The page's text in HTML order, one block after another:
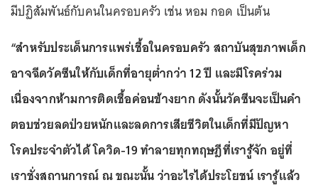
มีปฏิสัมพันธ์กับคนในครอบครัว เช่น หอม กอด เป็นต้น
“สำหรับประเด็นการแพร่เชื้อในครอบครัว สถาบันสุขภาพเด็ก
อาจฉีดวัคซีนให้กับเด็กที่อายุต่ำกว่า 12 ปี และมีโรคร่วม
เนื่องจากห้ามการติดเชื้อค่อนข้างยาก ดังนั้นวัคซีนจะเป็นคำ
ตอบช่วยลดป่วยหนักและลดการเสียชีวิตในเด็กที่มีปัญหา
โรคประจำตัวได้ โควิด-19 ทำลายทุกทฤษฎีที่เรารู้จัก อยู่ที่
เราชั่งสถานการณ์ ณ ขณะนั้น ว่าอะไรได้ประโยชน์ เรารู้แล้ว